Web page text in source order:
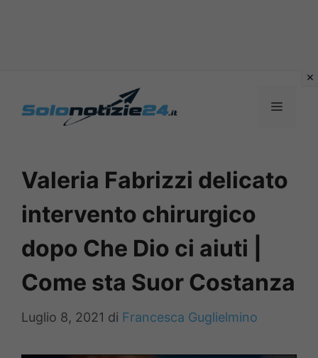
MENU
Valeria Fabrizzi delicato
intervento chirurgico
dopo Che Dio ci aiuti |
Come sta Suor Costanza
Luglio 8, 2021 di Francesca Guglielmino